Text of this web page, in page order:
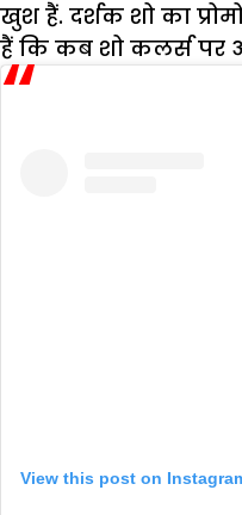
खुश हैं. दर्शक शो का
हैं कि कब शो कलर्स पर
View this post on